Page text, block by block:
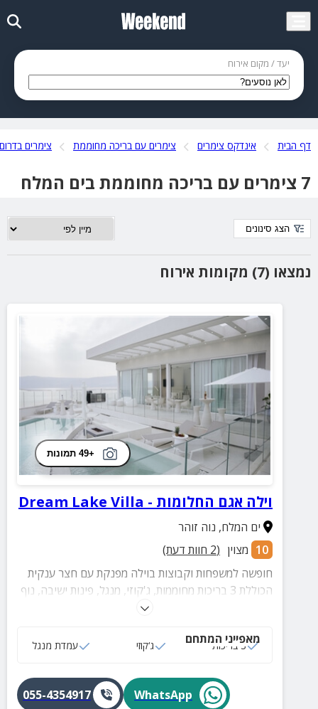
יעד / מקום אירוח
דף הבית אינדקס צימרים צימרים עם בריכה מחוממת צימרים בדרום
7 צימרים עם בריכה מחוממת בים המלח
נמצאו (7) מקומות אירוח
הצג סינונים
+49 תמונות
וילה אגם החלומות - Dream Lake Villa
ים המלח, נוה זוהר
10 מצוין (
2 חוות דעת)
חופשה למשפחות וקבוצות בוילה מפנקת עם חצר ענקית
הכוללת 3 בריכות מחוממות, ג'קוזי, מנגל, פינות ישיבה, נוף
מאפייני המתחם
3 בריכות ג‘קוזי עמדת מנגל
WhatsApp
055-4354917